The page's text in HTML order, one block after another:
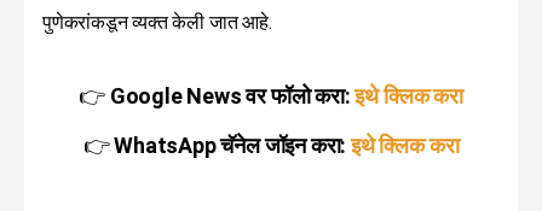
पुणेकरांकडून व्यक्त केली जात आहे.
👉 Google News वर फॉलो करा: इथे क्लिक करा
👉WhatsApp चॅनेल जॉइन करा: इथे क्लिक करा